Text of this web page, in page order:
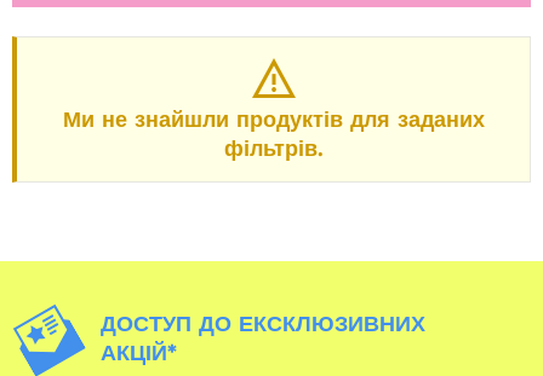
Ми не знайшли продуктів для заданих
фільтрів.
ДОСТУП ДО ЕКСКЛЮЗИВНИХ
АКЦІЙ*